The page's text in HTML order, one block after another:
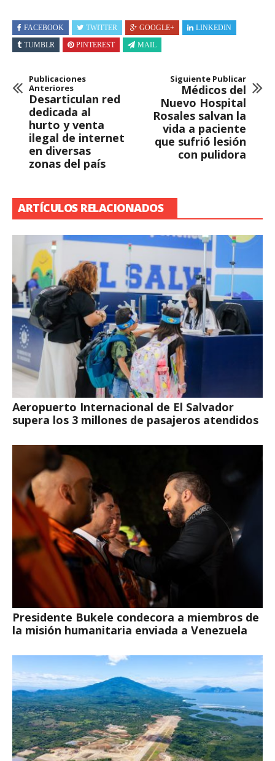
FACEBOOK TWITTER GOOGLE+
LINKEDIN
TUMBLR
PINTEREST MAIL
Publicaciones
Anteriores
Desarticulan red
dedicada al
hurto y venta
ilegal de internet
en diversas
zonas del país
Siguiente Publicar
Médicos del
Nuevo Hospital
Rosales salvan la
vida a paciente
que sufrió lesión
con pulidora
ARTÍCULOS RELACIONADOS
Aeropuerto Internacional de El Salvador
supera los 3 millones de pasajeros atendidos
Presidente Bukele condecora a miembros de
la misión humanitaria enviada a Venezuela